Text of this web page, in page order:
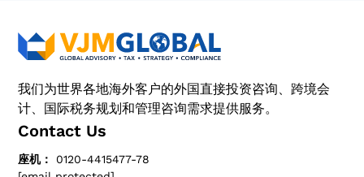
我们为世界各地海外客户的外国直接投资咨询、跨境会
计、国际税务规划和管理咨询需求提供服务。
Contact Us
座机：
0120-4415477-78